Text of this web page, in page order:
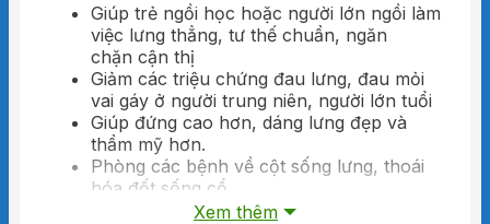
Giúp trẻ ngồi học hoặc người lớn ngồi làm
việc lưng thẳng, tư thế chuẩn, ngăn
chặn cận thị
Giảm các triệu chứng đau lưng, đau mỏi
vai gáy ở người trung niên, người lớn tuổi
Giúp đứng cao hơn, dáng lưng đẹp và
thẩm mỹ hơn.
Phòng các bệnh về cột sống lưng, thoái
hóa đốt sống cổ
Xem thêm